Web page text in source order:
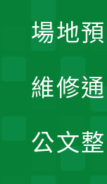
場地
維修
公文